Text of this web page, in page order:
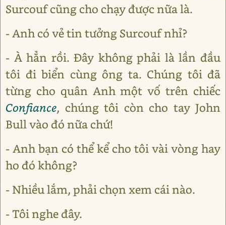
Surcouf cũng cho chạy được nữa là.
- Anh có vẻ tin tưởng Surcouf nhỉ?
- À hẳn rồi. Đây không phải là lần đầu
tôi đi biển cùng ông ta. Chúng tôi đã
từng cho quân Anh một vố trên chiếc
Confiance, chúng tôi còn cho tay John
Bull vào đó nữa chứ!
- Anh bạn có thể kể cho tôi vài vòng hay
ho đó không?
- Nhiều lắm, phải chọn xem cái nào.
- Tôi nghe đây.